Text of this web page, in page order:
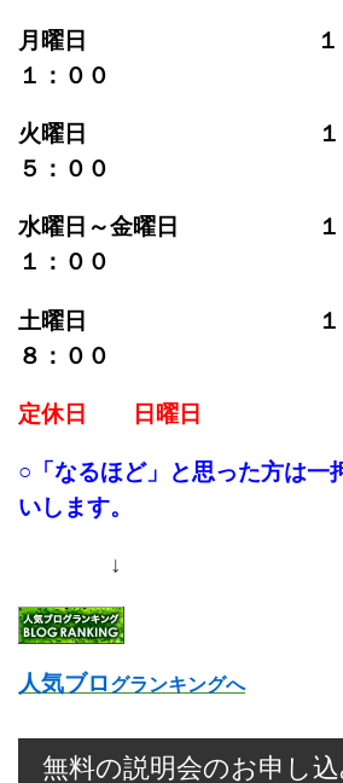
月曜日 １７：０
１：００
火曜日 １０：０
５：００
水曜日～金曜日 １０
１：００
土曜日 １１：
８：００
定休日 日曜日
○「なるほど」と思った方は一
いします。
↓
人気ブログランキングへ
無料の説明会のお申